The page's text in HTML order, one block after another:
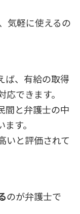
気軽に使えるの
ば、有給の取得
できます。
間と弁護士の中
す。
いと評価されて
のが弁護士で